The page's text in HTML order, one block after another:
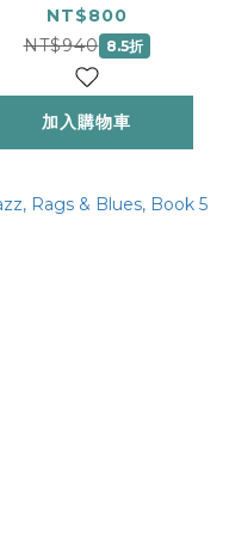
二版）
NT$800
NT$940 8.5折
加入購物車